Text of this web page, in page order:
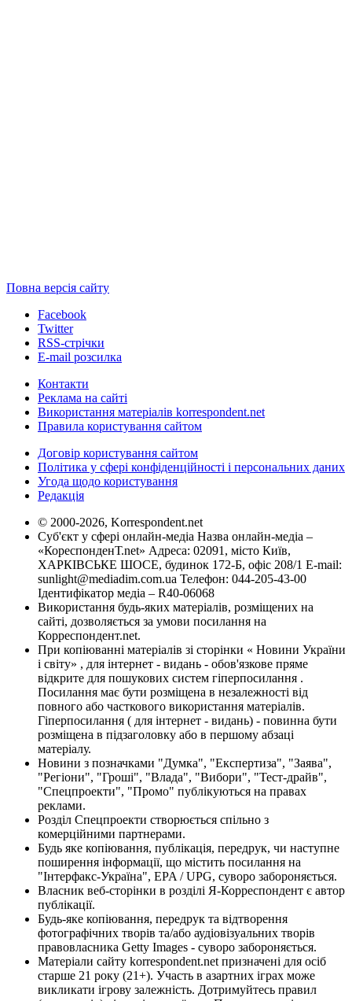
Повна версія сайту
Facebook
Twitter
RSS-стрічки
E-mail розсилка
Контакти
Реклама на сайті
Використання матеріалів korrespondent.net
Правила користування сайтом
Договір користування сайтом
Політика у сфері конфіденційності і персональних даних
Угода щодо користування
Редакція
© 2000-2026, Korrespondent.net
Суб'єкт у сфері онлайн-медіа Назва онлайн-медіа –
«КореспонденТ.net» Адреса: 02091, місто Київ,
ХАРКІВСЬКЕ ШОСЕ, будинок 172-Б, офіс 208/1 E-mail:
sunlight@mediadim.com.ua Телефон: 044-205-43-00
Ідентифікатор медіа – R40-06068
Використання будь-яких матеріалів, розміщених на
сайті, дозволяється за умови посилання на
Корреспондент.net.
При копіюванні матеріалів зі сторінки « Новини України
і світу» , для інтернет - видань - обов'язкове пряме
відкрите для пошукових систем гіперпосилання .
Посилання має бути розміщена в незалежності від
повного або часткового використання матеріалів.
Гіперпосилання ( для інтернет - видань) - повинна бути
розміщена в підзаголовку або в першому абзаці
матеріалу.
Новини з позначками "Думка", "Експертиза", "Заява",
"Регіони", "Гроші", "Влада", "Вибори", "Тест-драйв",
"Спецпроекти", "Промо" публікуються на правах
реклами.
Розділ Спецпроекти створюється спільно з
комерційними партнерами.
Будь яке копіювання, публікація, передрук, чи наступне
поширення інформації, що містить посилання на
"Інтерфакс-Україна", EPA / UPG, суворо забороняється.
Власник веб-сторінки в розділі Я-Корреспондент є автор
публікації.
Будь-яке копіювання, передрук та відтворення
фотографічних творів та/або аудіовізуальних творів
правовласника Getty Images - суворо забороняється.
Матеріали сайту korrespondent.net призначені для осіб
старше 21 року (21+). Участь в азартних іграх може
викликати ігрову залежність. Дотримуйтесь правил